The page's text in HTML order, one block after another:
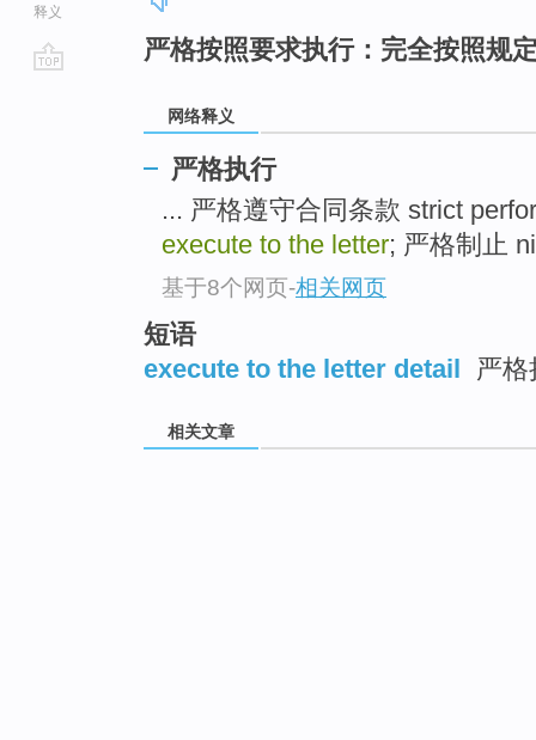
释义
严格按照要求执行：完全按照规
网络释义
严格执行
... 严格遵守合同条款 strict
execute to the letter; 严格制止
基于8个网页-相关网页
短语
execute to the letter detail
严
相关文章